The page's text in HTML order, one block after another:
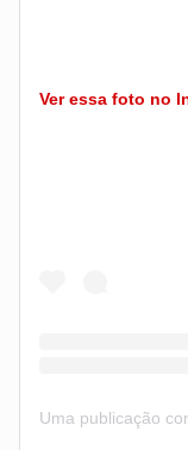
Ver essa foto no